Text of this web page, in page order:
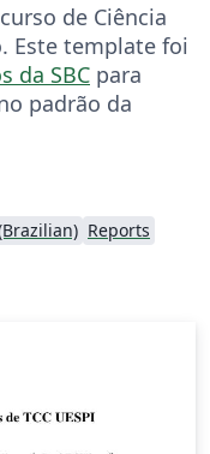
de Ciência
Este template foi
da SBC para
padrão da
Reports